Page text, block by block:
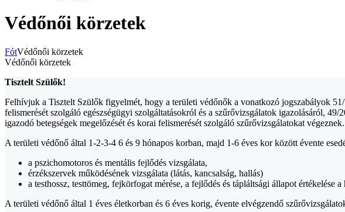
Védőnői körzetek
FótVédőnői körzetek
Védőnői körzetek
Tisztelt Szülők!
Felhívjuk a Tisztelt Szülők figyelmét, hogy a területi védőnők a vonatkozó jogszabályok
felismerését szolgáló egészségügyi szolgáltatásokról és a szűrővizsgálatok igazolásáról,
igazodó betegségek megelőzését és korai felismerését szolgáló szűrővizsgálatokat végeznek.
A területi védőnő által 1-2-3-4 6 és 9 hónapos korban, majd 1-6 éves kor között évente
a pszichomotoros és mentális fejlődés vizsgálata,
érzékszervek működésének vizsgálata (látás, kancsalság, hallás)
a testhossz, testtömeg, fejkörfogat mérése, a fejlődés és tápláltsági állapot értékelése
A területi védőnő által 1 éves életkorban és 6 éves korig, évente elvégzendő